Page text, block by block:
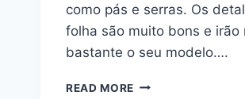
como pás e serras. Os
folha são muito bons e irão
bastante o seu modelo….
READ MORE 2S35